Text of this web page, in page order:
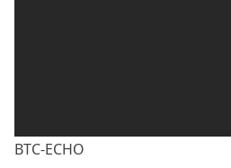
BTC-ECHO